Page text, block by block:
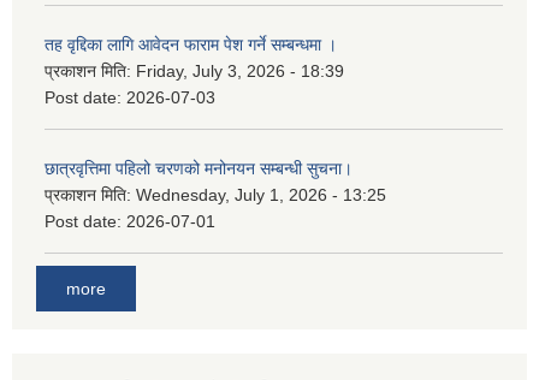
तह वृद्दिका लागि आवेदन फाराम पेश गर्ने सम्बन्धमा ।
प्रकाशन मिति: Friday, July 3, 2026 - 18:39
Post date: 2026-07-03
छात्रवृत्तिमा पहिलो चरणको मनोनयन सम्बन्धी सुचना।
प्रकाशन मिति: Wednesday, July 1, 2026 - 13:25
Post date: 2026-07-01
more